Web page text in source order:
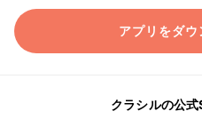
アプリをダウ
クラシルの公